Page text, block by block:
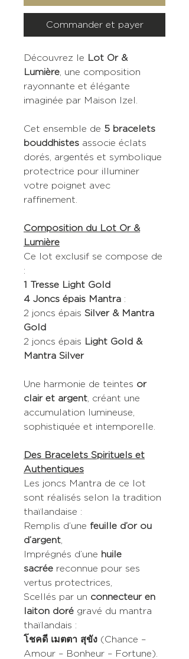
Commander et payer
Découvrez le Lot Or &
Lumière , une composition
rayonnante et élégante
imaginée par Maison Izel.
Cet ensemble de 5 bracelets
bouddhistes associe éclats
dorés, argentés et symbolique
protectrice pour illuminer
votre poignet avec
raffinement.
Composition du Lot Or &
Lumière
Ce lot exclusif se compose de
:
1 Tresse Light Gold
4 Joncs épais Mantra :
2 joncs épais Silver & Mantra
Gold
2 joncs épais Light Gold &
Mantra Silver
Une harmonie de teintes or
clair et argent , créant une
accumulation lumineuse,
sophistiquée et intemporelle.
Des Bracelets Spirituels et
Authentiques
Les joncs Mantra de ce lot
sont réalisés selon la tradition
thaïlandaise :
Remplis d’une feuille d’or ou
d’argent
Imprégnés d’une huile
sacrée reconnue pour ses
vertus protectrices,
Scellés par un connecteur en
laiton doré gravé du mantra
thaïlandais :
โชคดี เมตตา สุขัง (Chance –
Amour – Bonheur – Fortune).